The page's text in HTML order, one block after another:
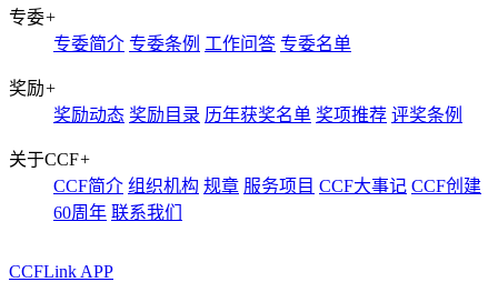
专委+
专委简介 专委条例 工作问答 专委名单
奖励+
奖励动态 奖励目录 历年获奖名单 奖项推荐 评奖条例
关于CCF+
CCF简介 组织机构 规章 服务项目 CCF大事记 CCF创建
60周年 联系我们
CCFLink APP